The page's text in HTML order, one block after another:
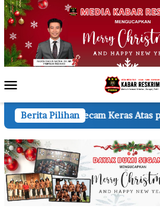
Loncat
ke
konten
Mobile
Berita Pilihan
Keras Atas penyerangan